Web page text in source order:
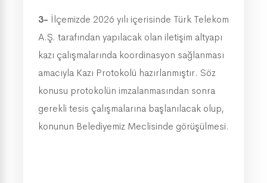
3- İlçemizde 2026 yılı içerisinde Türk Telekom
A.Ş. tarafından yapılacak olan iletişim altyapı
kazı çalışmalarında koordinasyon sağlanması
amacıyla Kazı Protokolü hazırlanmıştır. Söz
konusu protokolün imzalanmasından sonra
gerekli tesis çalışmalarına başlanılacak olup,
konunun Belediyemiz Meclisinde görüşülmesi.